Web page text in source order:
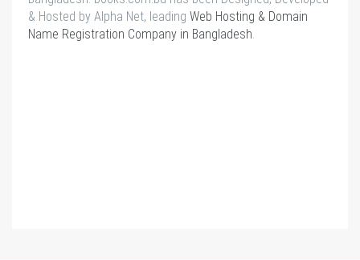
& Hosted by Alpha Net, leading Web Hosting & Domain
Name Registration Company in Bangladesh